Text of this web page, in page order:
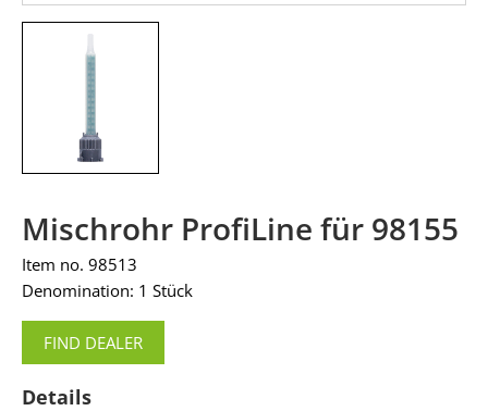
Mischrohr ProfiLine für 98155
Item no. 98513
Denomination: 1 Stück
FIND DEALER
Details